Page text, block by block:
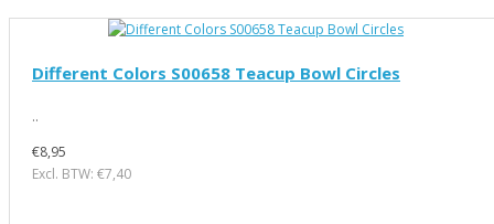
Different Colors S00658 Teacup Bowl Circles
..
€8,95
Excl. BTW: €7,40